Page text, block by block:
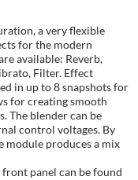
a very flexible
for the modern
available: Reverb,
Filter. Effect
in up to 8 snapshots for
for creating smooth
The blender can be
control voltages. By
module produces a mix
panel can be found